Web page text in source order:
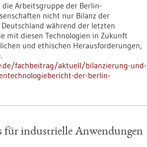
Arbeitsgruppe der Berlin-
nicht nur Bilanz der
während der letzten
mit diesen Technologien in Zukunft
und ethischen Herausforderungen,
fachbeitrag/aktuell/bilanzierung-und-
der-berlin-
industrielle Anwendungen